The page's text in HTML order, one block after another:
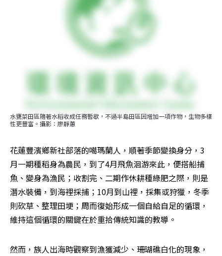
水甕菜田區隨著水稻收成任務暫歇，不過半島田區因增加一項作物，生物多樣
性更豐富。攝影：廖靜蕙
花蓮豐濱鄉新社部落的噶瑪蘭人，順著季節變換身分，3
月一期種稻身為農民，到了4月飛魚洄游來此，便搭船捕
魚、變身為漁民；收割完、二期作休耕種綠肥之際，則是
潛水裝備，到海裡採捕；10月到山裡，採集或狩獵，冬季
則砍草、整理田埂；周而復始形成一個自給自足的循環，
維持這個循環的關鍵在於重拾傳統知識的教導。
然而，族人出海時觀察到漁獲減少、珊瑚礁白化的現象，